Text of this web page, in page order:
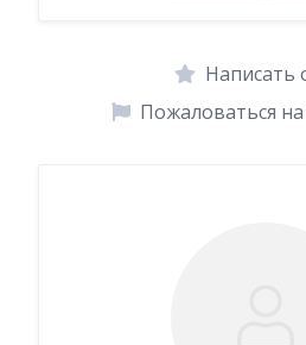
Написать
Пожаловаться